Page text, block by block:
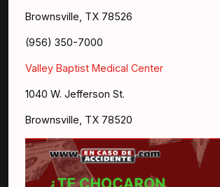
Brownsville, TX 78526
(956) 350-7000
Valley Baptist Medical Center
1040 W. Jefferson St.
Brownsville, TX 78520